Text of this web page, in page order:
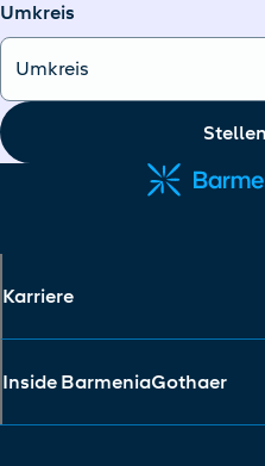
Umkreis
Karriere
Inside BarmeniaGothaer